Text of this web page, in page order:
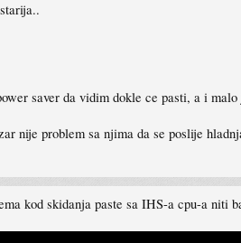
saver da vidim dokle ce pasti, a i
nije problem sa njima da se poslije
kod skidanja paste sa IHS-a cpu-a niti